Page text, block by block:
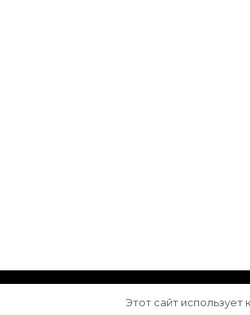
© Авторское право 2026
Этот сайт использует